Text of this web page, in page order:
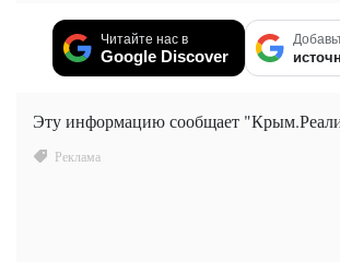
Читайте нас в
Google Discover
Эту информацию сообщает